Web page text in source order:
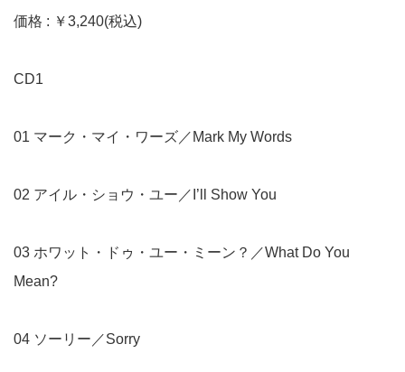
価格 : ￥3,240(税込)
CD1
01 マーク・マイ・ワーズ／Mark My Words
02 アイル・ショウ・ユー／I’ll Show You
03 ホワット・ドゥ・ユー・ミーン？／What Do You
Mean?
04 ソーリー／Sorry